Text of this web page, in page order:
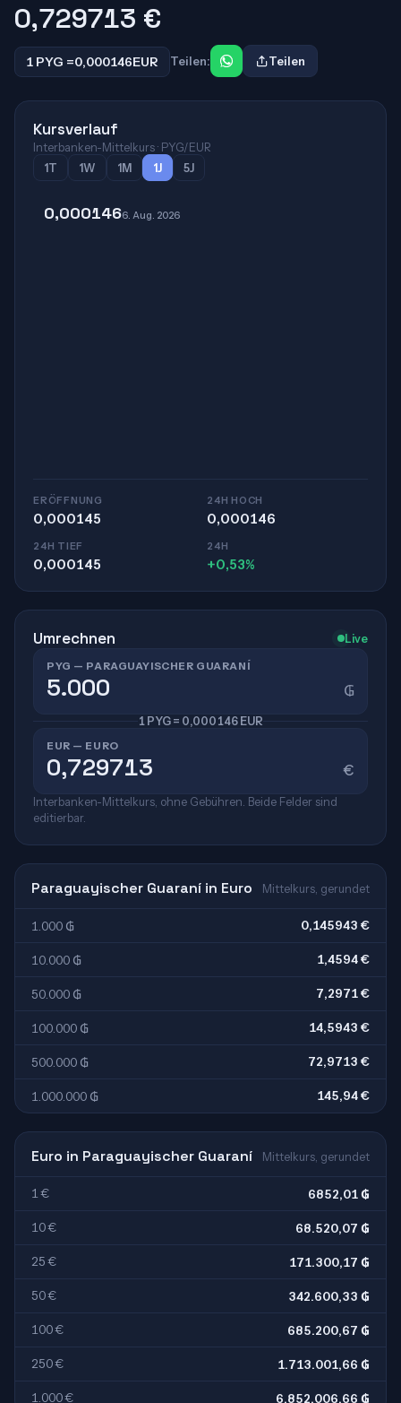
0,729713 €
1 PYG =0,000146EUR Teilen: Teilen
Kursverlauf
Interbanken-Mittelkurs · PYG/EUR
1T
1W 1M 1J 5J
0,0001466. Aug. 2026
ERÖFFNUNG
0,000145
24H HOCH
0,000146
24H TIEF
0,000145
24H
+0,53%
Umrechnen Live
PYG — PARAGUAYISCHER GUARANÍ
₲
1 PYG = 0,000146 EUR
EUR — EURO
€
Interbanken-Mittelkurs, ohne Gebühren. Beide Felder sind
editierbar.
Paraguayischer Guaraní in Euro Mittelkurs, gerundet
1.000 ₲ 0,145943 €
10.000 ₲ 1,4594 €
50.000 ₲ 7,2971 €
100.000 ₲ 14,5943 €
500.000 ₲ 72,9713 €
1.000.000 ₲ 145,94 €
Euro in Paraguayischer Guaraní Mittelkurs, gerundet
1 € 6852,01 ₲
10 € 68.520,07 ₲
25 € 171.300,17 ₲
50 € 342.600,33 ₲
100 € 685.200,67 ₲
250 € 1.713.001,66 ₲
1.000 € 6.852.006,66 ₲